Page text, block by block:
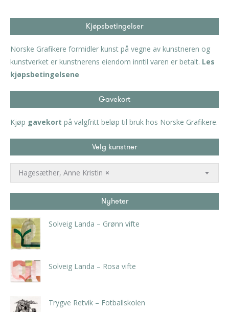
Kjøpsbetingelser
Norske Grafikere formidler kunst på vegne av kunstneren og
kunstverket er kunstnerens eiendom inntil varen er betalt. Les
kjøpsbetingelsene
Gavekort
Kjøp gavekort på valgfritt beløp til bruk hos Norske Grafikere.
Velg kunstner
×
Hagesæther, Anne Kristin
Nyheter
Solveig Landa – Grønn vifte
Solveig Landa – Rosa vifte
Trygve Retvik – Fotballskolen